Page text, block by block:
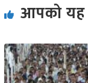
आपको